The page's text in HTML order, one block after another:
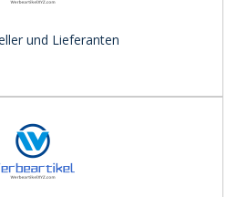
und Lieferanten